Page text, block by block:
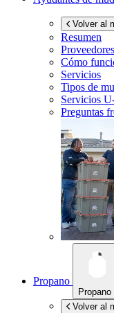
Volver al
Resumen
Cómo
Servicios
Tipos de
Servicios
Preguntas
Propano
Propano
Volver al